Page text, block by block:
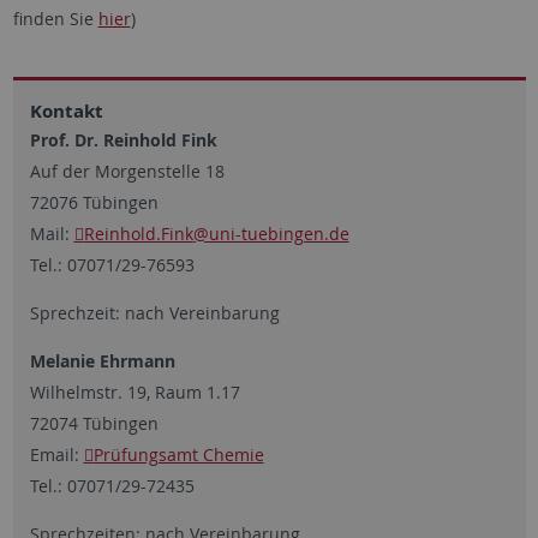
finden Sie hier)
Kontakt
Prof. Dr. Reinhold Fink
Auf der Morgenstelle 18
72076 Tübingen
Mail:
Reinhold.Fink@uni-tuebingen.de
Tel.: 07071/29-76593
Sprechzeit: nach Vereinbarung
Melanie Ehrmann
Wilhelmstr. 19, Raum 1.17
72074 Tübingen
Email:
Prüfungsamt Chemie
Tel.: 07071/29-72435